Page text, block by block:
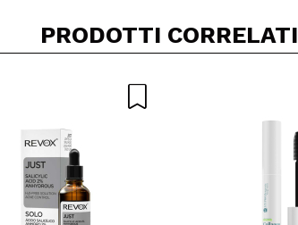
PRODOTTI CORRELATI